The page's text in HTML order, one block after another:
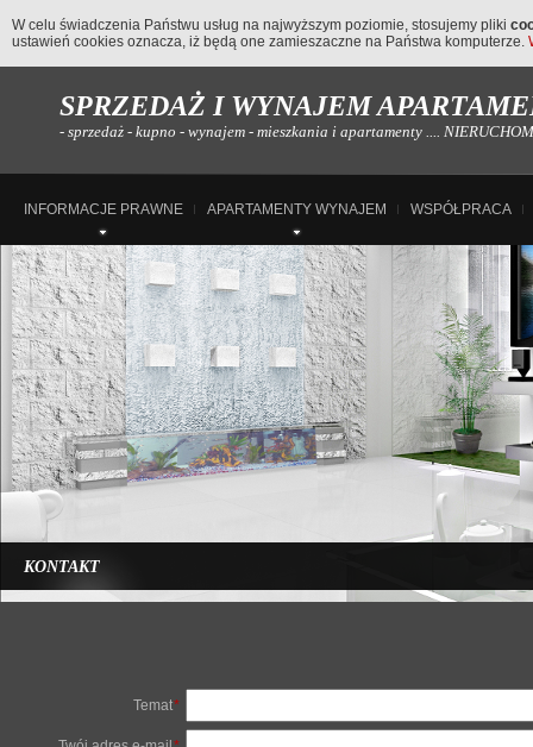
W celu świadczenia Państwu usług na najwyższym poziomie, stosujemy pliki
ustawień cookies oznacza, iż będą one zamieszaczne na Państwa komputerze.
SPRZEDAŻ I WYNAJEM
- sprzedaż - kupno - wynajem - mieszkania i apartamenty ....
INFORMACJE PRAWNE APARTAMENTY WYNAJEM WSPÓŁPRACA
KONTAKT
Temat*